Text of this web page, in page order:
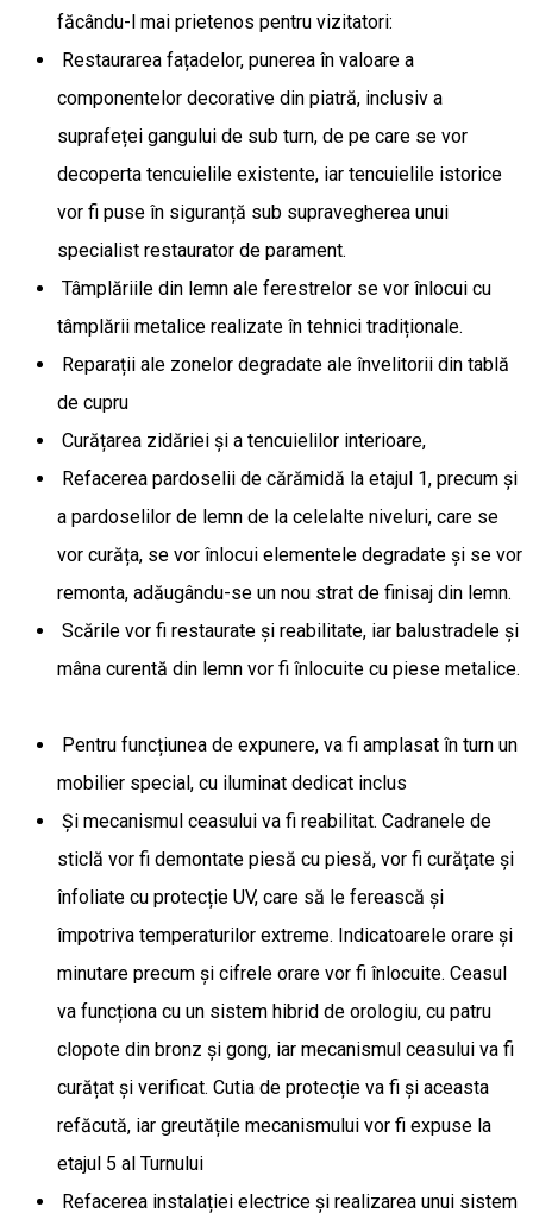
făcându-l mai prietenos pentru vizitatori:
Restaurarea fațadelor, punerea în valoare a
componentelor decorative din piatră, inclusiv a
suprafeței gangului de sub turn, de pe care se vor
decoperta tencuielile existente, iar tencuielile istorice
vor fi puse în siguranță sub supravegherea unui
specialist restaurator de parament.
Tâmplăriile din lemn ale ferestrelor se vor înlocui cu
tâmplării metalice realizate în tehnici tradiționale.
Reparații ale zonelor degradate ale învelitorii din tablă
de cupru
Curățarea zidăriei și a tencuielilor interioare,
Refacerea pardoselii de cărămidă la etajul 1, precum și
a pardoselilor de lemn de la celelalte niveluri, care se
vor curăța, se vor înlocui elementele degradate și se vor
remonta, adăugându-se un nou strat de finisaj din lemn.
Scările vor fi restaurate și reabilitate, iar balustradele și
mâna curentă din lemn vor fi înlocuite cu piese metalice.
Pentru funcțiunea de expunere, va fi amplasat în turn un
mobilier special, cu iluminat dedicat inclus
Și mecanismul ceasului va fi reabilitat. Cadranele de
sticlă vor fi demontate piesă cu piesă, vor fi curățate și
înfoliate cu protecție UV, care să le ferească și
împotriva temperaturilor extreme. Indicatoarele orare și
minutare precum și cifrele orare vor fi înlocuite. Ceasul
va funcționa cu un sistem hibrid de orologiu, cu patru
clopote din bronz și gong, iar mecanismul ceasului va fi
curățat și verificat. Cutia de protecție va fi și aceasta
refăcută, iar greutățile mecanismului vor fi expuse la
etajul 5 al Turnului
Refacerea instalației electrice și realizarea unui sistem